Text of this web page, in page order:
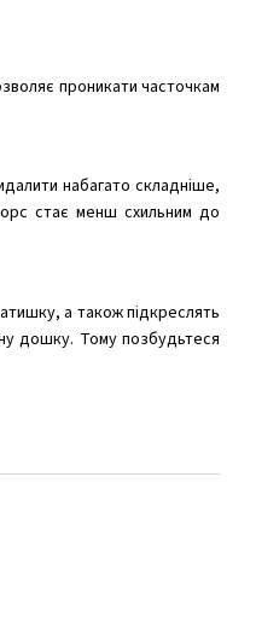
проникати часточкам
набагато складніше,
стає менш схильним до
а також підкреслять
дошку. Тому позбудьтеся